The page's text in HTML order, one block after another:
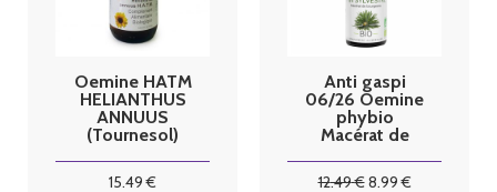
Oemine HATM
HELIANTHUS
ANNUUS
(Tournesol)
15.49 €
Anti gaspi
06/26 Oemine
phybio
Macérat de
12.49€8.99€